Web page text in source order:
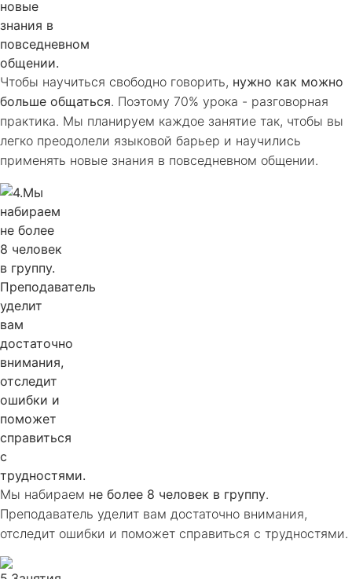
Чтобы научиться свободно говорить, нужно как можно
больше общаться. Поэтому 70% урока - разговорная
практика. Мы планируем каждое занятие так, чтобы вы
легко преодолели языковой барьер и научились
применять новые знания в повседневном общении.
Мы набираем не более 8 человек в группу.
Преподаватель уделит вам достаточно внимания,
отследит ошибки и поможет справиться с трудностями.